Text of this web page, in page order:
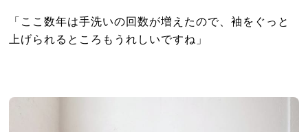
「ここ数年は手洗いの回数が増えたので、袖をぐっと
上げられるところもうれしいですね」